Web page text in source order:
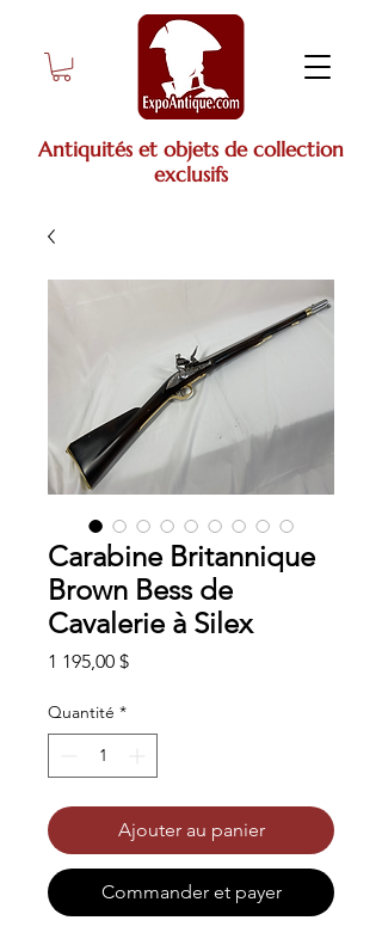
Antiquités et objets de collection
exclusifs
Carabine Britannique
Brown Bess de
Cavalerie à Silex
1 195,00 $Prix
Quantité *
Ajouter au panier
Commander et payer